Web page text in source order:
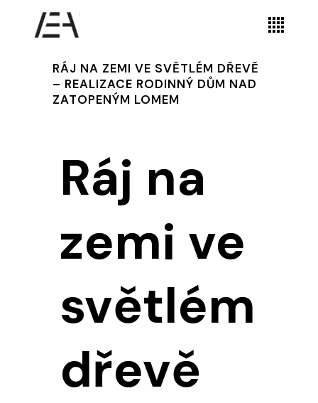
RÁJ NA ZEMI VE SVĚTLÉM DŘEVĚ
– REALIZACE RODINNÝ DŮM NAD
ZATOPENÝM LOMEM
Ráj na
zemi ve
světlém
dřevě